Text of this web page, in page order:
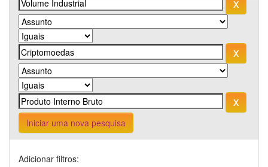
Iniciar uma nova pesquisa
Adicionar filtros: